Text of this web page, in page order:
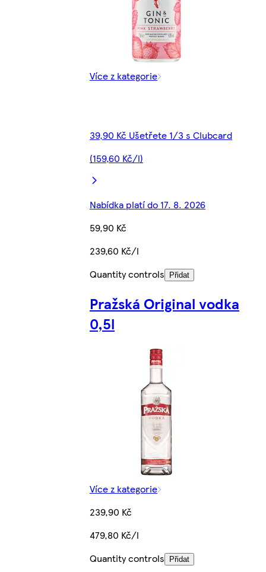
Více z kategorie
39,90 Kč Ušetřete 1/3 s Clubcard
(159,60 Kč/l)
Nabídka platí do 17. 8. 2026
59,90 Kč
239,60 Kč/l
Quantity controls
Přidat
Pražská Original vodka
0,5l
Více z kategorie
239,90 Kč
479,80 Kč/l
Quantity controls
Přidat